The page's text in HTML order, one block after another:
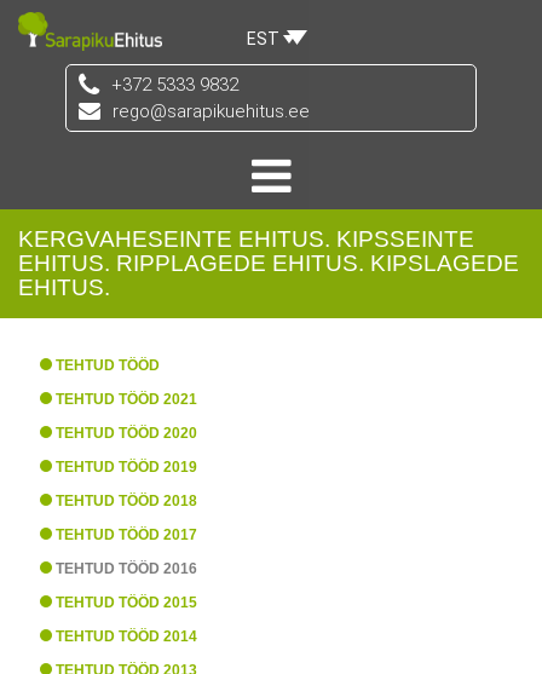
EST
+372 5333 9832
rego@sarapikuehitus.ee
KERGVAHESEINTE EHITUS. KIPSSEINTE
EHITUS. RIPPLAGEDE EHITUS. KIPSLAGEDE
EHITUS.
TEHTUD TÖÖD
TEHTUD TÖÖD 2021
TEHTUD TÖÖD 2020
TEHTUD TÖÖD 2019
TEHTUD TÖÖD 2018
TEHTUD TÖÖD 2017
TEHTUD TÖÖD 2016
TEHTUD TÖÖD 2015
TEHTUD TÖÖD 2014